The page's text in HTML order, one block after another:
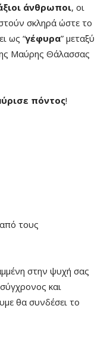
άνθρωποι, οι
σκληρά ώστε το
ως “γέφυρα” μεταξύ
Μαύρης Θάλασσας
πόντος!
τους
στην ψυχή σας
και
θα συνδέσει το